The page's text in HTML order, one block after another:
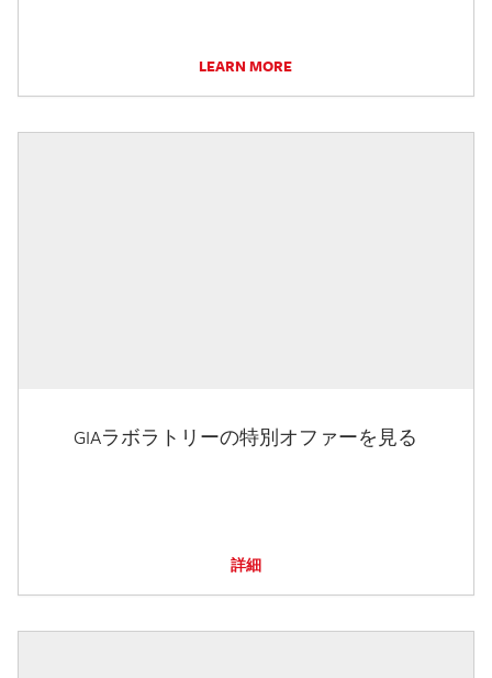
LEARN MORE
GIAラボラトリーの特別オファーを見る
詳細